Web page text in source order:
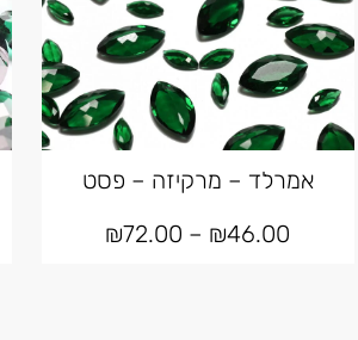
אמרלד – מרקיזה – פסט
₪46.00
–
₪72.00